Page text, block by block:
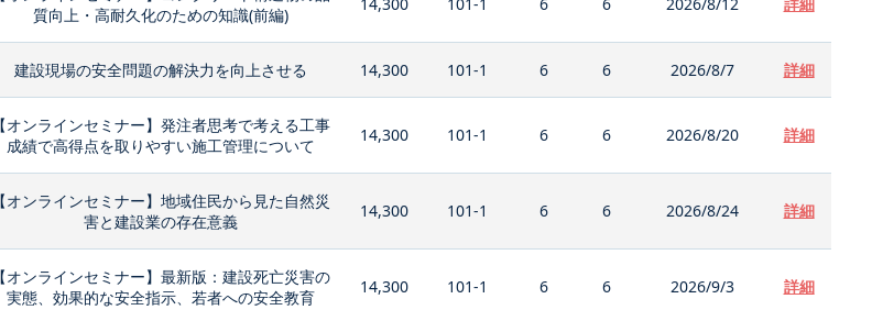
質向上・高耐久化のための知識(前編)
建設現場の安全問題の解決力を向上させる 14,300 101-1 6 6 2026/8/7 詳細
【オンラインセミナー】発注者思考で考える工事
成績で高得点を取りやすい施工管理について
14,300 101-1 6 6 2026/8/20 詳細
【オンラインセミナー】地域住民から見た自然災
害と建設業の存在意義
14,300 101-1 6 6 2026/8/24 詳細
【オンラインセミナー】最新版：建設死亡災害の
実態、効果的な安全指示、若者への安全教育
14,300 101-1 6 6 2026/9/3 詳細